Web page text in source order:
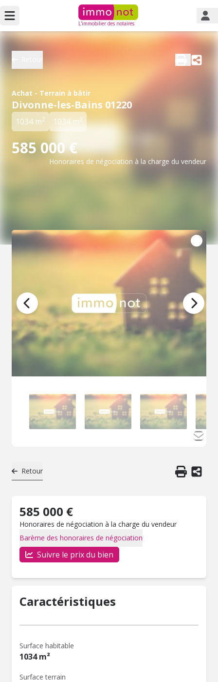
L'immobilier des notaires
Achat - Terrain à bâtir
Divonne-les-Bains 01220
1034 m2 1034 m2
585 000 €
Honoraires de négociation à la charge du vendeur
Retour
585 000 €
Honoraires de négociation à la charge du vendeur
Barème des honoraires de négociation
Suivre le prix du bien
Caractéristiques
Surface habitable
1034 m²
Surface terrain